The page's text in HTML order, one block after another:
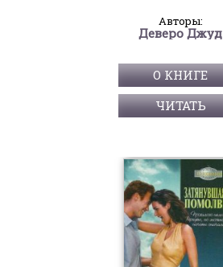
Авторы:
Деверо Джуд
О КНИГЕ
ЧИТАТЬ